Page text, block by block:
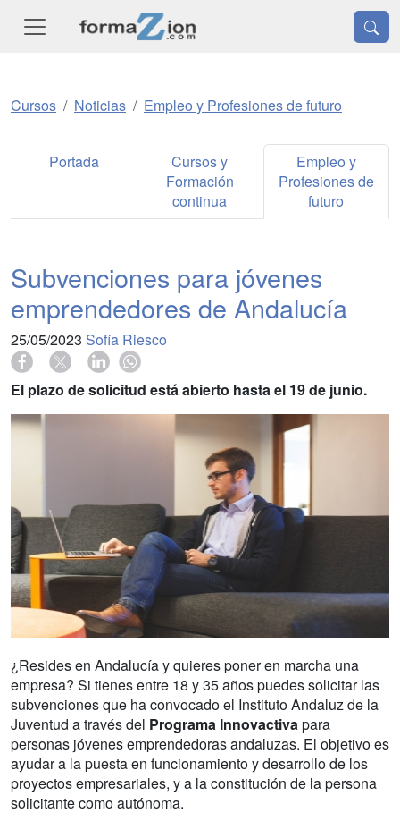
Cursos Noticias Empleo y Profesiones de futuro
Portada
Cursos y
Formación
continua
Empleo y
Profesiones de
futuro
Subvenciones para jóvenes
emprendedores de Andalucía
25/05/2023 Sofía Riesco
El plazo de solicitud está abierto hasta el 19 de junio.
¿Resides en Andalucía y quieres poner en marcha una
empresa? Si tienes entre 18 y 35 años puedes solicitar las
subvenciones que ha convocado el Instituto Andaluz de la
Juventud a través del Programa Innovactiva para
personas jóvenes emprendedoras andaluzas. El objetivo es
ayudar a la puesta en funcionamiento y desarrollo de los
proyectos empresariales, y a la constitución de la persona
solicitante como autónoma.